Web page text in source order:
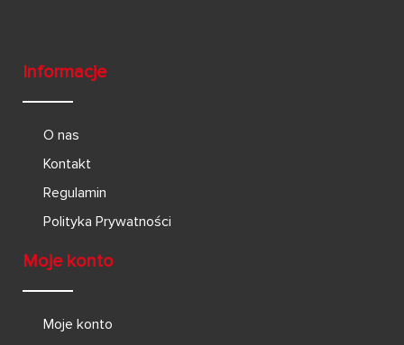
Informacje
O nas
Kontakt
Regulamin
Polityka Prywatności
Moje konto
Moje konto